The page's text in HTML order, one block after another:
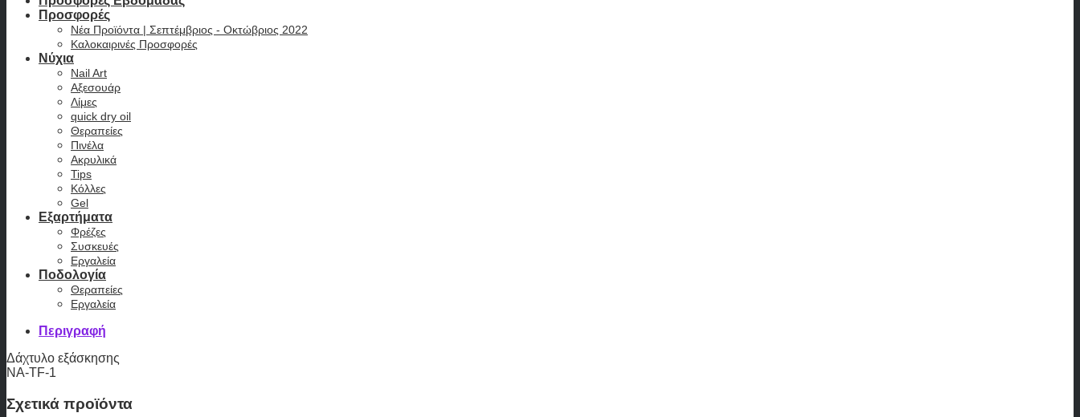
Προσφορές
Νέα Προϊόντα | Σεπτέμβριος - Οκτώβριος 2022
Καλοκαιρινές Προσφορές
Νύχια
Nail Art
Αξεσουάρ
Λίμες
quick dry oil
Θεραπείες
Πινέλα
Ακρυλικά
Tips
Κόλλες
Gel
Εξαρτήματα
Φρέζες
Συσκευές
Εργαλεία
Ποδολογία
Θεραπείες
Εργαλεία
Περιγραφή
Δάχτυλο εξάσκησης
NA-TF-1
Σχετικά προϊόντα